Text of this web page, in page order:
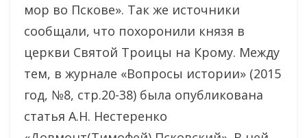
мор во Пскове». Так же источники
сообщали, что похоронили князя в
церкви Святой Троицы на Крому. Между
тем, в журнале «Вопросы истории» (2015
год, №8, стр.20-38) была опубликована
статья А.Н. Нестеренко